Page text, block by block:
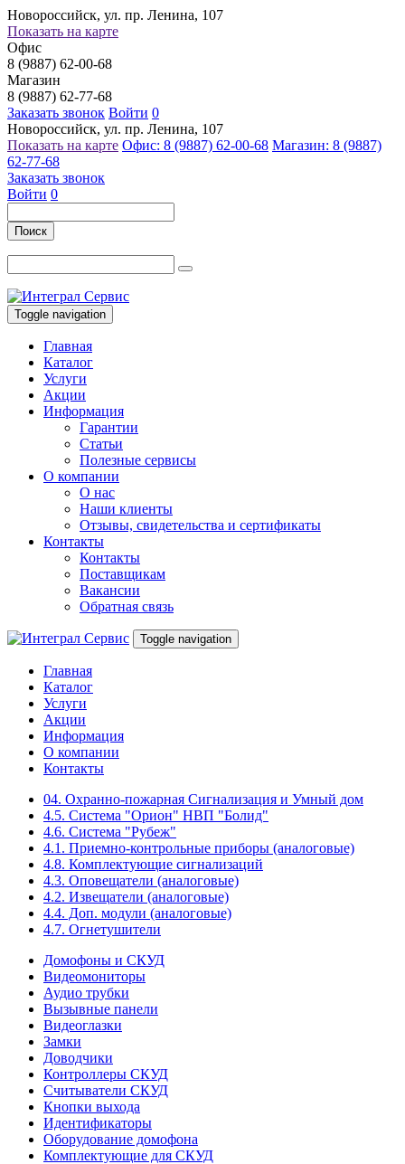
Новороссийск, ул. пр. Ленина, 107
Показать на карте
Офис
8 (9887) 62-00-68
Магазин
8 (9887) 62-77-68
Заказать звонок Войти 0
Новороссийск, ул. пр. Ленина, 107
Показать на карте Офис: 8 (9887) 62-00-68 Магазин: 8 (9887)
62-77-68
Заказать звонок
Войти 0
Поиск
Toggle navigation
Главная
Каталог
Услуги
Акции
Информация
Гарантии
Статьи
Полезные сервисы
О компании
О нас
Наши клиенты
Отзывы, свидетельства и сертификаты
Контакты
Контакты
Поставщикам
Вакансии
Обратная связь
Toggle navigation
Главная
Каталог
Услуги
Акции
Информация
О компании
Контакты
04. Охранно-пожарная Сигнализация и Умный дом
4.5. Система "Орион" НВП "Болид"
4.6. Система "Рубеж"
4.1. Приемно-контрольные приборы (аналоговые)
4.8. Комплектующие сигнализаций
4.3. Оповещатели (аналоговые)
4.2. Извещатели (аналоговые)
4.4. Доп. модули (аналоговые)
4.7. Огнетушители
Домофоны и СКУД
Видеомониторы
Аудио трубки
Вызывные панели
Видеоглазки
Замки
Доводчики
Контроллеры СКУД
Считыватели СКУД
Кнопки выхода
Идентификаторы
Оборудование домофона
Комплектующие для СКУД